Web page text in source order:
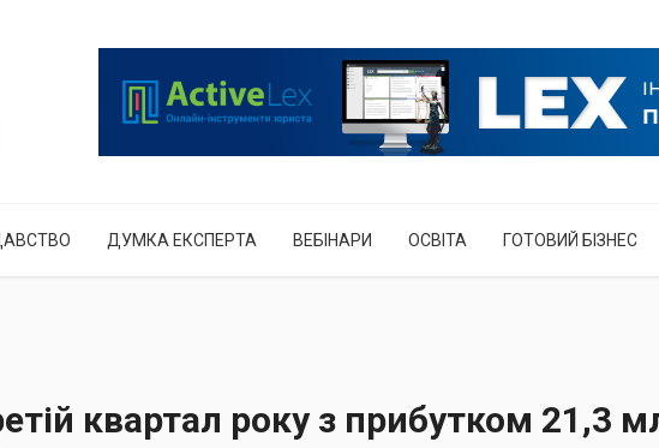
ДУМКА ЕКСПЕРТА ВЕБІНАРИ ОСВІТА ГОТОВИЙ БІЗНЕС
квартал року з прибутком 21,3